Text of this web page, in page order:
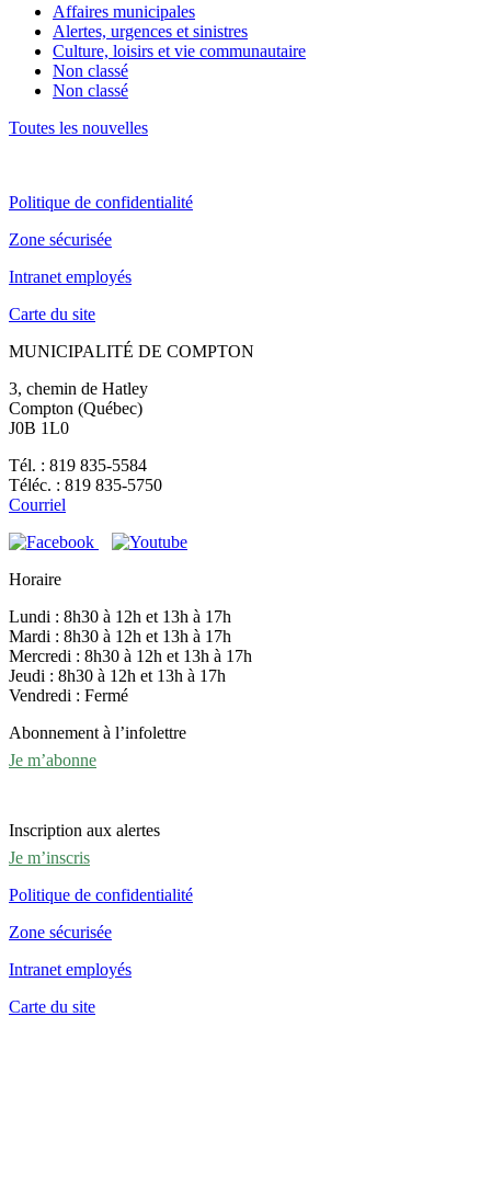
Affaires municipales
Alertes, urgences et sinistres
Culture, loisirs et vie communautaire
Non classé
Non classé
Toutes les nouvelles
Politique de confidentialité
Zone sécurisée
Intranet employés
Carte du site
MUNICIPALITÉ DE COMPTON
3, chemin de Hatley
Compton (Québec)
J0B 1L0
Tél. : 819 835-5584
Téléc. : 819 835-5750
Courriel
Horaire
Lundi : 8h30 à 12h et 13h à 17h
Mardi : 8h30 à 12h et 13h à 17h
Mercredi : 8h30 à 12h et 13h à 17h
Jeudi : 8h30 à 12h et 13h à 17h
Vendredi : Fermé
Abonnement à l’infolettre
Je m’abonne
Inscription aux alertes
Je m’inscris
Politique de confidentialité
Zone sécurisée
Intranet employés
Carte du site